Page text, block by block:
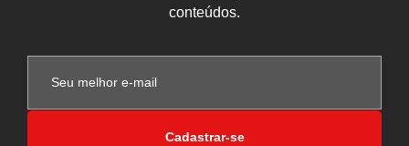
conteúdos.
Cadastrar-se